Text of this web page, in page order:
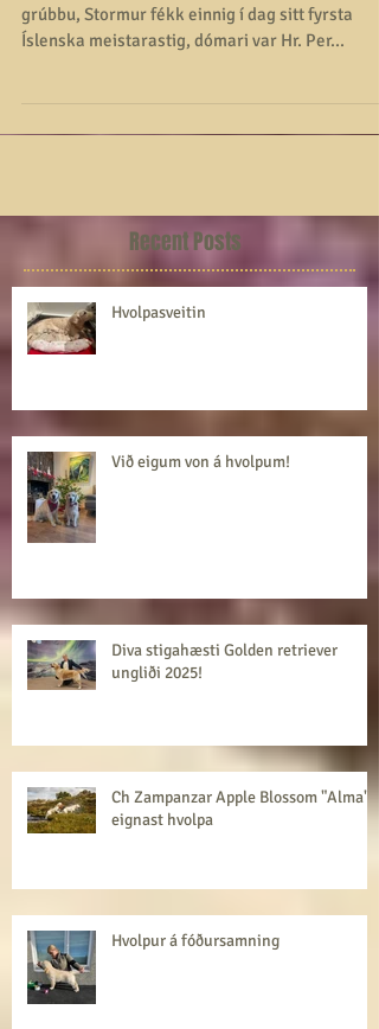
Dewmist GlitterN Glance
Stormur BOB
Seinna um daginn náði hann því að verða annar í
grúbbu, Stormur fékk einnig í dag sitt fyrsta
Diva stigahæsti Golden retriever
ungliði 2025!
Ch Zampanzar Apple Blossom "Alma"
eignast hvolpa